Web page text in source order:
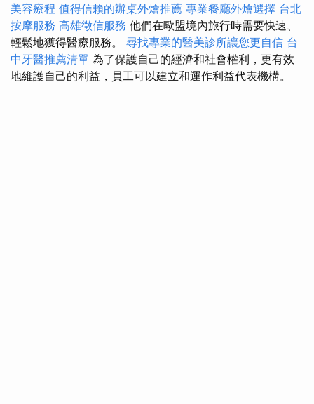
美容療程 值得信賴的辦桌外燴推薦 專業餐廳外燴選擇 台北
按摩服務 高雄徵信服務 他們在歐盟境內旅行時需要快速、
輕鬆地獲得醫療服務。 尋找專業的醫美診所讓您更自信 台
中牙醫推薦清單 為了保護自己的經濟和社會權利，更有效
地維護自己的利益，員工可以建立和運作利益代表機構。